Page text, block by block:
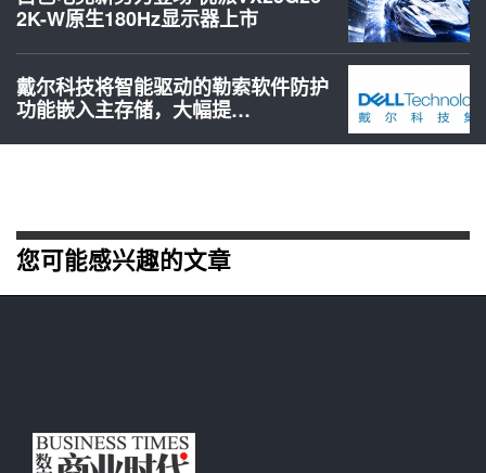
2K-W原生180Hz显示器上市
戴尔科技将智能驱动的勒索软件防护
功能嵌入主存储，大幅提…
您可能感兴趣的文章